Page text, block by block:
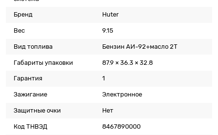
Бренд Huter
Вес 9.15
Вид топлива Бензин АИ-92+масло 2T
Габариты упаковки 87.9 × 36.3 × 32.8
Гарантия 1
Зажигание Электронное
Защитные очки Нет
Код ТНВЭД 8467890000